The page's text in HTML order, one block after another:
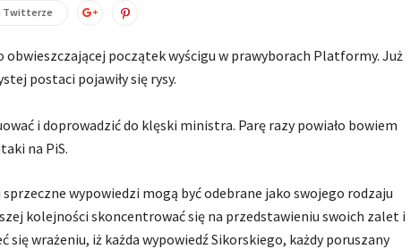
Twitterze
obwieszczającej początek wyścigu w prawyborach Platformy. Już
postaci pojawiły się rysy.
i doprowadzić do klęski ministra. Parę razy powiało bowiem
na PiS.
wypowiedzi mogą być odebrane jako swojego rodzaju
kolejności skoncentrować się na przedstawieniu swoich zalet i
się wrażeniu, iż każda wypowiedź Sikorskiego, każdy poruszany